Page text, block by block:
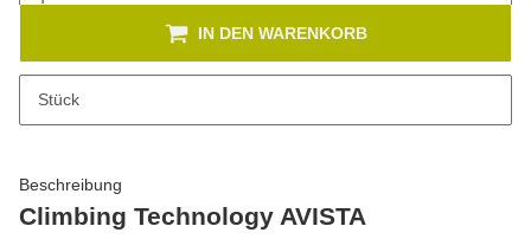
Stück
IN DEN WARENKORB
Dieses Produkt hat Variationen. Wählen Sie bitte die gewünschte
Beschreibung
Climbing Technology AVISTA